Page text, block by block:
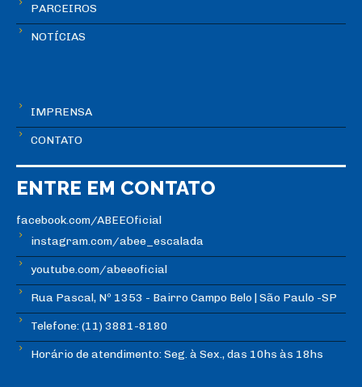
PARCEIROS
NOTÍCIAS
IMPRENSA
CONTATO
ENTRE EM CONTATO
facebook.com/ABEEOficial
instagram.com/abee_escalada
youtube.com/abeeoficial
Rua Pascal, Nº 1353 - Bairro Campo Belo | São Paulo -SP
Telefone: (11) 3881-8180
Horário de atendimento: Seg. à Sex., das 10hs às 18hs